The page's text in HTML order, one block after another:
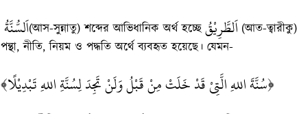
اَلسُّنَّةُ(আস-সুন্নাতু) শব্দের আভিধানিক অর্থ হচ্ছেاَلطَّرِيْقُ (আত-
পন্থা, নীতি, নিয়ম ও পদ্ধতি অর্থে ব্যবহৃত হয়েছে। যেমন-
﴿سُنَّةَ اللهِ الَّتِيْ قَدْ خَلَتْ مِنْ قَبْلُ وَلَنْ تَجِدَ لِسُنَّةِ اللهِ تَبْدِيْلًا﴾